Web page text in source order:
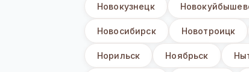
Новокузнецк
Новосибирск Новотроицк
Норильск Ноябрьск